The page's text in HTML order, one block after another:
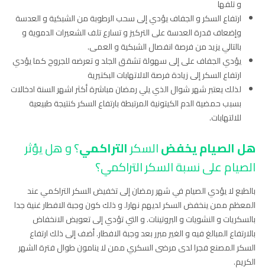
و تلفها
ارتفاع السكر و الجفاف يؤدي إلى سحب الرطوبة من الشبكية و العدسة
وإضعاف قدرة العدسة على التركيز و تسارع تلف الشعيرات الدموية و
بالتالي يزيد من فرصة انفصال الشبكية و العمى.
يؤدي الجفاف على إلى سهولة تشقق الجلد و تعرضه للجروح كما يؤدي
ارتفاع السكر إلى زيادة فرصة الالاتهابات البكتيرية
لذلك يعتبر شهر شوال الذي يلي رمضان مباشرة أكثر اشهر السنة ادخالات
بسبب حمضية الدم الكيتونية المرتبطة بارتفاع السكر كنتيجة طبيعية
للالتهابات.
هل الصيام يخفضالسكرالتراكمي؟ و هل يؤثر
الصيام على نسبة السكر التراكمي؟
بالطبع لا يؤدي الصيام في شهر رمضان إلى تخفيض السكر التراكمي عند
المعظم ممن ينخفض السكر لديهم نهارا. و ذلك كون وجبة الافطار غنية جدا
بالسكريات و النشويات و البروتينات. و التي تؤدي إلى تعويض الانخفاض
بالارتفاع المبالغ فيه و الغير مبرر بعد وجبة الافطار. أضف إلى ذلك ارتفاع
السكر المصنع فجرا لدى مرضى السكري ممن لا ينامون طوال فترة الشهر
الكريم.